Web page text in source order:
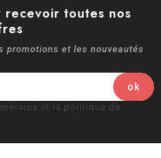
recevoir toutes nos
promotions et les nouveautés
et la politique de